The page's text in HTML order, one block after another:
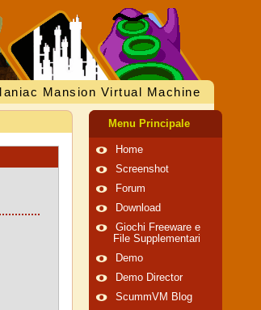
Mansion Virtual Machine
Menu Principale
Home
Screenshot
Forum
Download
Giochi Freeware e
File Supplementari
Demo
Demo Director
ScummVM Blog